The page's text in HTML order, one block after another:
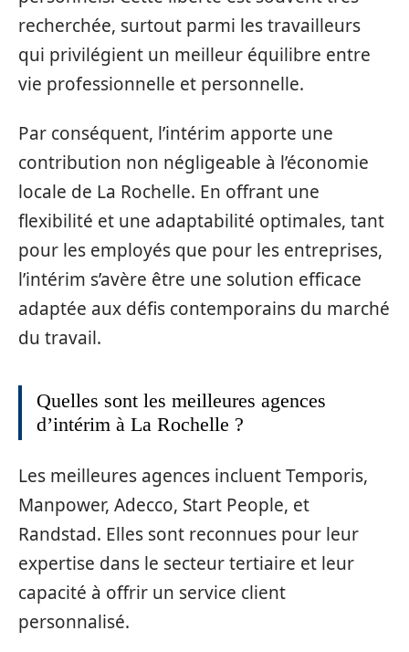
recherchée, surtout parmi les travailleurs
qui privilégient un meilleur équilibre entre
vie professionnelle et personnelle.
Par conséquent, l’intérim apporte une
contribution non négligeable à l’économie
locale de La Rochelle. En offrant une
flexibilité et une adaptabilité optimales, tant
pour les employés que pour les entreprises,
l’intérim s’avère être une solution efficace
adaptée aux défis contemporains du marché
du travail.
Quelles sont les meilleures agences
d’intérim à La Rochelle ?
Les meilleures agences incluent Temporis,
Manpower, Adecco, Start People, et
Randstad. Elles sont reconnues pour leur
expertise dans le secteur tertiaire et leur
capacité à offrir un service client
personnalisé.